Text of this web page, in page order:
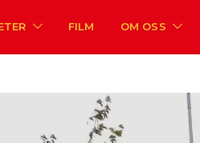
FILM OM OSS